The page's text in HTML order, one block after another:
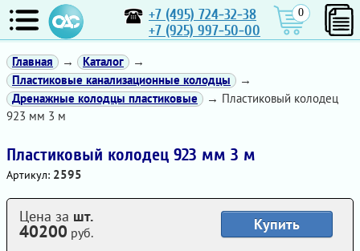
+7 (495) 724-32-38
+7 (925) 997-50-00
0
Главная → Каталог
→
Пластиковые канализационные колодцы
→
Дренажные колодцы пластиковые
→ Пластиковый колодец
923 мм 3 м
Пластиковый колодец 923 мм 3 м
Артикул: 2595
Купить
Цена за шт.
40200 руб.